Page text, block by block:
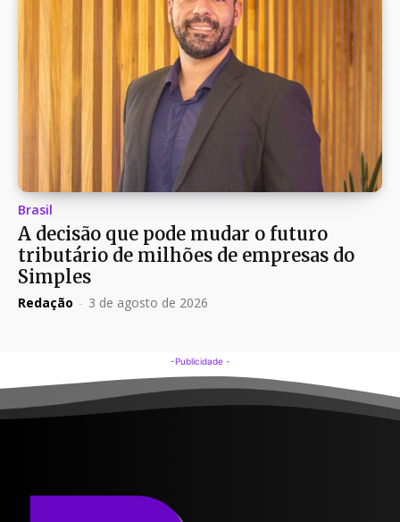
Brasil
A decisão que pode mudar o futuro
tributário de milhões de empresas do
Simples
Redação - 3 de agosto de 2026
-Publicidade -